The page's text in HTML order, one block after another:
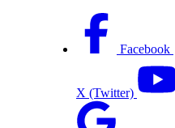
Facebook
X (Twitter)